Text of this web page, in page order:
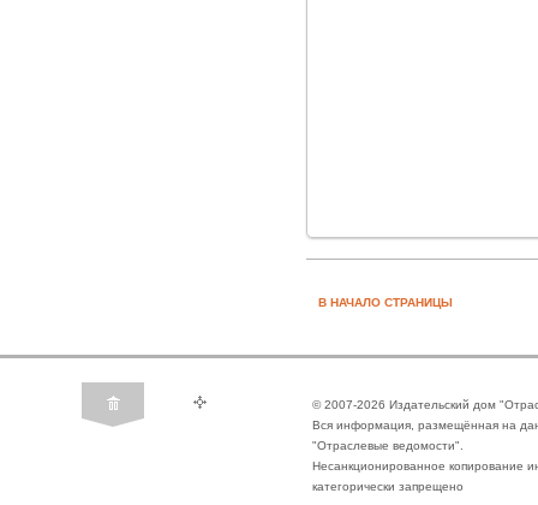
В НАЧАЛО СТРАНИЦЫ
© 2007-2026 Издательский дом
Вся информация, размещённая на
"Отраслевые ведомости".
Несанкционированное копирование
категорически запрещено